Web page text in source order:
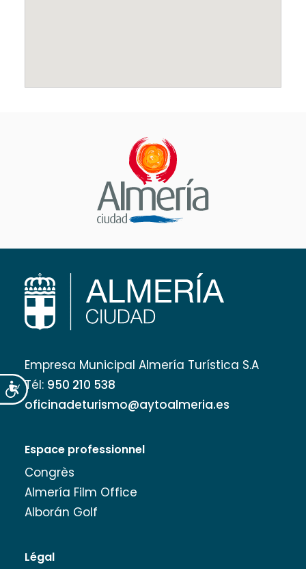
Accesibilidad
Empresa Municipal Almería Turística S.A
Tél: 950 210 538
oficinadeturismo@aytoalmeria.es
Espace professionnel
Congrès
Almería Film Office
Alborán Golf
Légal